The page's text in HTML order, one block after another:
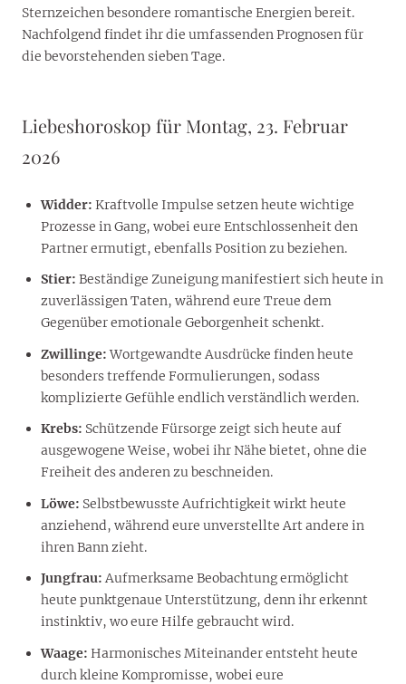
Sternzeichen besondere romantische Energien bereit.
Nachfolgend findet ihr die umfassenden Prognosen für
die bevorstehenden sieben Tage.
Liebeshoroskop für Montag, 23. Februar
2026
Widder: Kraftvolle Impulse setzen heute wichtige
Prozesse in Gang, wobei eure Entschlossenheit den
Partner ermutigt, ebenfalls Position zu beziehen.
Stier: Beständige Zuneigung manifestiert sich heute in
zuverlässigen Taten, während eure Treue dem
Gegenüber emotionale Geborgenheit schenkt.
Zwillinge:Wortgewandte Ausdrücke finden heute
besonders treffende Formulierungen, sodass
komplizierte Gefühle endlich verständlich werden.
Krebs: Schützende Fürsorge zeigt sich heute auf
ausgewogene Weise, wobei ihr Nähe bietet, ohne die
Freiheit des anderen zu beschneiden.
Löwe: Selbstbewusste Aufrichtigkeit wirkt heute
anziehend, während eure unverstellte Art andere in
ihren Bann zieht.
Jungfrau: Aufmerksame Beobachtung ermöglicht
heute punktgenaue Unterstützung, denn ihr erkennt
instinktiv, wo eure Hilfe gebraucht wird.
Waage: Harmonisches Miteinander entsteht heute
durch kleine Kompromisse, wobei eure